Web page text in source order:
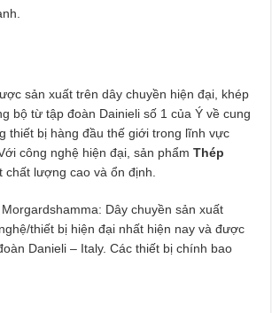
sản xuất trên dây chuyền hiện đại, khép
bộ từ tập đoàn Dainieli số 1 của Ý về cung
thiết bị hàng đầu thế giới trong lĩnh vực
công nghệ hiện đại, sản phẩmThép
chất lượng cao và ổn định.
Dây chuyền sản xuất
thiết bị hiện đại nhất hiện nay và được
Danieli – Italy. Các thiết bị chính bao